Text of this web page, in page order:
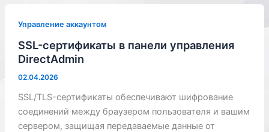
Управление аккаунтом
SSL-сертификаты в панели управления
DirectAdmin
02.04.2026
SSL/TLS-сертификаты обеспечивают шифрование
соединений между браузером пользователя и вашим
сервером, защищая передаваемые данные от